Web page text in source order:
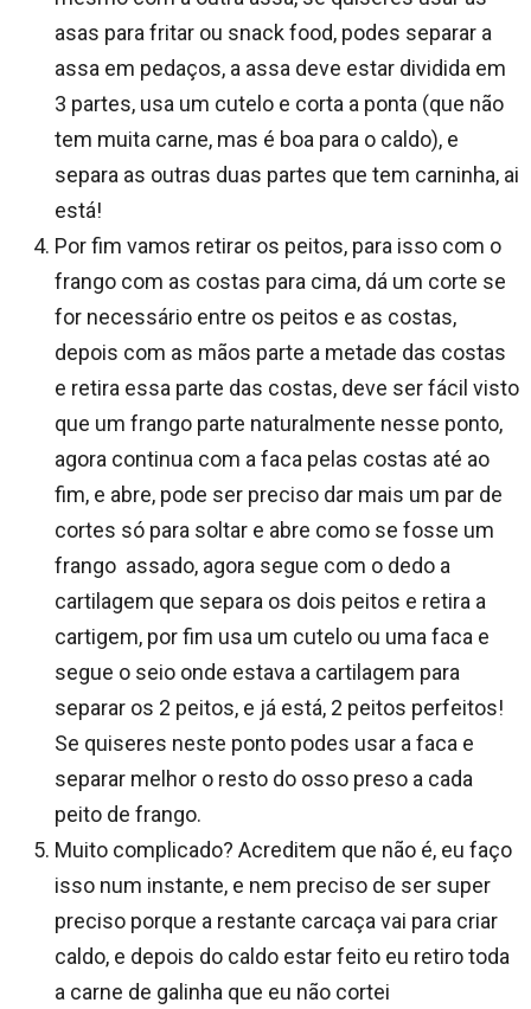
asas para fritar ou snack food, podes separar a
assa em pedaços, a assa deve estar dividida em
3 partes, usa um cutelo e corta a ponta (que não
tem muita carne, mas é boa para o caldo), e
separa as outras duas partes que tem carninha, ai
está!
Por fim vamos retirar os peitos, para isso com o
frango com as costas para cima, dá um corte se
for necessário entre os peitos e as costas,
depois com as mãos parte a metade das costas
e retira essa parte das costas, deve ser fácil visto
que um frango parte naturalmente nesse ponto,
agora continua com a faca pelas costas até ao
fim, e abre, pode ser preciso dar mais um par de
cortes só para soltar e abre como se fosse um
frango assado, agora segue com o dedo a
cartilagem que separa os dois peitos e retira a
cartigem, por fim usa um cutelo ou uma faca e
segue o seio onde estava a cartilagem para
separar os 2 peitos, e já está, 2 peitos perfeitos!
Se quiseres neste ponto podes usar a faca e
separar melhor o resto do osso preso a cada
peito de frango.
Muito complicado? Acreditem que não é, eu faço
isso num instante, e nem preciso de ser super
preciso porque a restante carcaça vai para criar
caldo, e depois do caldo estar feito eu retiro toda
a carne de galinha que eu não cortei